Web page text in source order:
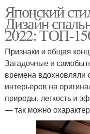
Японский
Дизайн
2022: ТОП-
Признаки и общая
Загадочные и
времена вдохновляли
интерьеров на
природы, легкость и
— так можно